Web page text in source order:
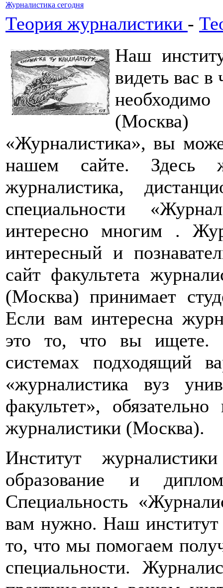
Журналистика сегодня
Теория журналистики -
Наш
видеть вас в
«Журналистика», вы
нашем сайте. Здесь
журналистика,
специальности
интересно многим .
интересный и
сайт факультета
(Москва) принимает
Если вам интересна
это то, что вы ищете.
системах подходящий
«журналистика вуз
факультет»,
журналистики (Москва).
Институт
образование и диплом
Специальность
вам нужно. Наш
то, что мы помогаем
специальности.